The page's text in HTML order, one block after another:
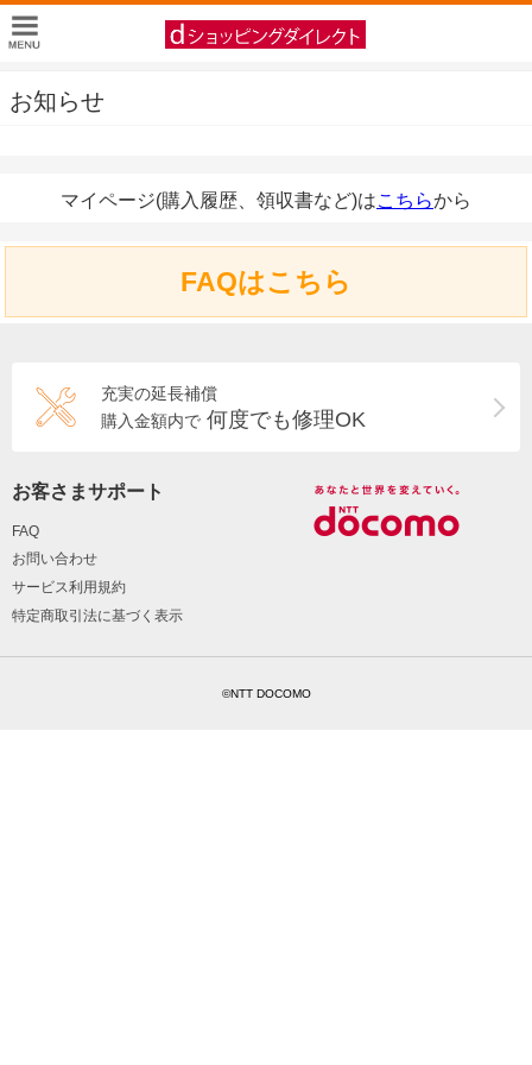
お知らせ
マイページ(購入履歴、領収書など)はこちらから
FAQはこちら
充実の延長補償
購入金額内で 何度でも修理OK
お客さまサポート
FAQ
お問い合わせ
サービス利用規約
特定商取引法に基づく表示
©NTT DOCOMO